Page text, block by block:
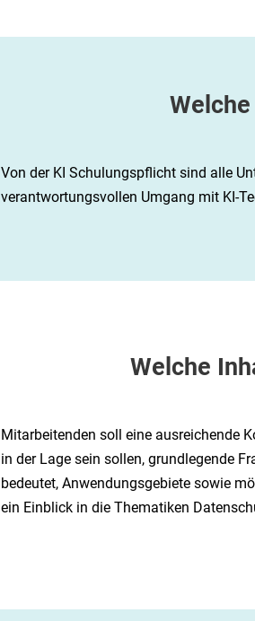
Von der KI Schulungspflicht sind alle
verantwortungsvollen Umgang mit KI-
Welche
Mitarbeitenden soll eine ausreichende
in der Lage sein sollen, grundlegende
bedeutet, Anwendungsgebiete sowie
ein Einblick in die Thematiken